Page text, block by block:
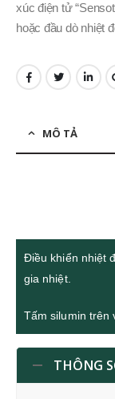
xúc điện tử
hoặc đầu dò nhiệt
MÔ TẢ
Điều khiển nhiệt
gia nhiệt.
Tấm silumin trên
THÔNG